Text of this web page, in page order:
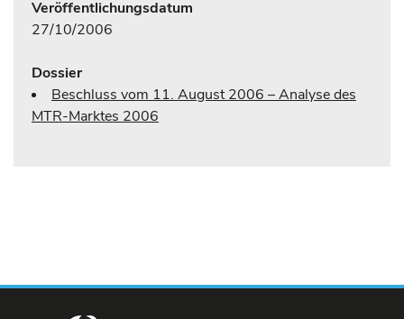
Veröffentlichungsdatum
27/10/2006
Dossier
Beschluss vom 11. August 2006 – Analyse des
MTR-Marktes 2006